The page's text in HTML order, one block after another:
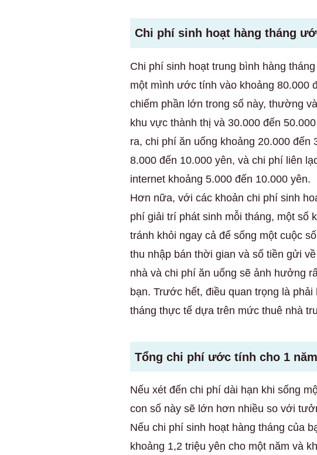
Chi phí sinh hoạt hàng tháng
Chi phí sinh hoạt trung bình hàng
một mình ước tính vào khoảng 80.000
chiếm phần lớn trong số này, thường
khu vực thành thị và 30.000 đến
ra, chi phí ăn uống khoảng 20.000
8.000 đến 10.000 yên, và chi phí liên
internet khoảng 5.000 đến 10.000 yên.
Hơn nữa, với các khoản chi phí sinh
phí giải trí phát sinh mỗi tháng, một số
tránh khỏi ngay cả để sống một cuộc
thu nhập bán thời gian và số tiền gửi
nhà và chi phí ăn uống sẽ ảnh hưởng
bạn. Trước hết, điều quan trọng là
tháng thực tế dựa trên mức thuê nhà
Tổng chi phí ước tính cho 1
Nếu xét đến chi phí dài hạn khi sống
con số này sẽ lớn hơn nhiều so với
Nếu chi phí sinh hoạt hàng tháng của
khoảng 1,2 triệu yên cho một năm và